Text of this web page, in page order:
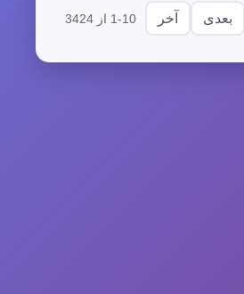
بعدی آخر 1-10 از 3424